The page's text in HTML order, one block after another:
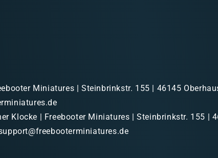
Miniatures | Steinbrinkstr. 155 | 46145
Klocke | Freebooter Miniatures | Steinbrinkstr. 155 |